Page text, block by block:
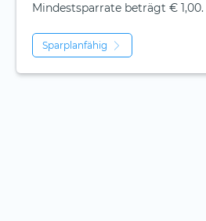
Mindestsparrate beträgt € 1,00.
Sparplanfähig